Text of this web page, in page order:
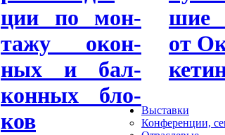
ции по мон­
та­жу окон­
ных и бал­
конных бло­
ков
шие
от
Выставки
Конференции,